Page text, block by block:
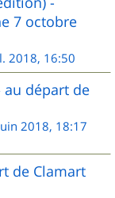
7 octobre
2018, 16:50
au départ de
2018, 18:17
de Clamart